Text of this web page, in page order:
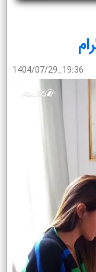
1404/07/29_19:36